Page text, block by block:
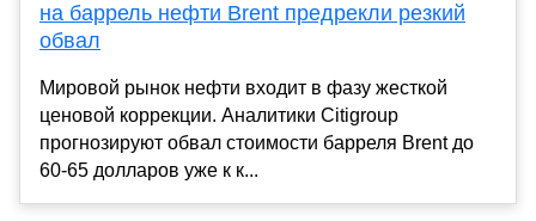
на баррель нефти Brent предрекли резкий
обвал
Мировой рынок нефти входит в фазу жесткой
ценовой коррекции. Аналитики Citigroup
прогнозируют обвал стоимости барреля Brent до
60-65 долларов уже к к...